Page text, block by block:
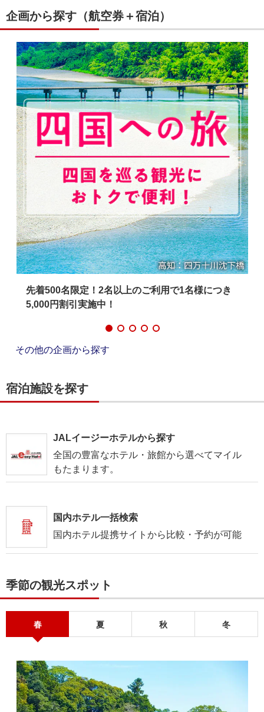
企画から探す（航空券＋宿泊）
先着500名限定！2名以上のご利用で1名様につき
5,000円割引実施中！
その他の企画から探す
宿泊施設を探す
JALイージーホテルから探す
全国の豊富なホテル・旅館から選べてマイル
もたまります。
国内ホテル一括検索
国内ホテル提携サイトから比較・予約が可能
季節の観光スポット
春 夏 秋 冬